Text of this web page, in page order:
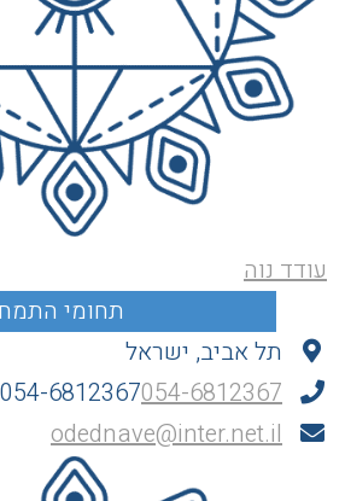
עודד נוה
תל אביב, ישראל
054-6812367054-6812367
odednave@inter.net.il